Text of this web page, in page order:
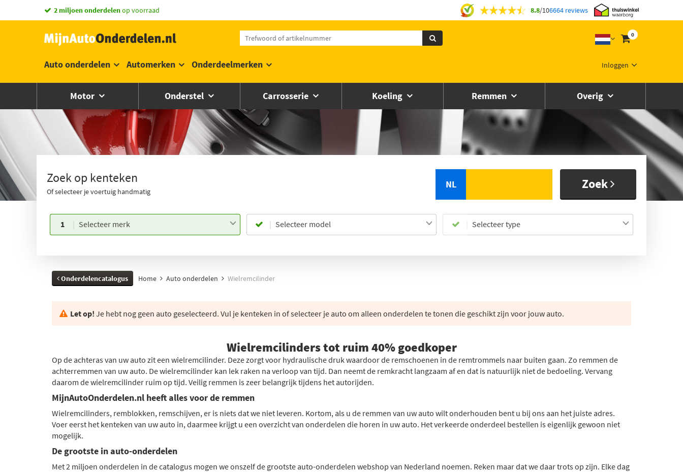
vandaag besteld,morgen in huis * 8.8/106664 reviews
0
Inloggen
Auto onderdelen Automerken Onderdeelmerken
Motor Onderstel Carrosserie Koeling Remmen Overig
Zoek op kenteken
Of selecteer je voertuig handmatig
NL Zoek
1 Selecteer merk Selecteer model Selecteer type
Onderdelencatalogus Home Auto onderdelen Wielremcilinder
Let op! Je hebt nog geen auto geselecteerd. Vul je kenteken in of selecteer je auto om alleen onderdelen te tonen die geschikt zijn voor jouw auto.
Wielremcilinders tot ruim 40% goedkoper
Op de achteras van uw auto zit een wielremcilinder. Deze zorgt voor hydraulische druk waardoor de remschoenen in de remtrommels naar buiten gaan. Zo remmen de
achterremmen van uw auto. De wielremcilinder kan lek raken na verloop van tijd. Dan neemt de remkracht langzaam af en dat is natuurlijk niet de bedoeling. Vervang
daarom de wielremcilinder ruim op tijd. Veilig remmen is zeer belangrijk tijdens het autorijden.
MijnAutoOnderdelen.nl heeft alles voor de remmen
Wielremcilinders, remblokken, remschijven, er is niets dat we niet leveren. Kortom, als u de remmen van uw auto wilt onderhouden bent u bij ons aan het juiste adres.
Voer eerst het kenteken van uw auto in, daarmee krijgt u een overzicht van onderdelen die horen in uw auto. Het verkeerde onderdeel bestellen is eigenlijk gewoon niet
mogelijk.
De grootste in auto-onderdelen
Met 2 miljoen onderdelen in de catalogus mogen we onszelf de grootste auto-onderdelen webshop van Nederland noemen. Reken maar dat we daar trots op zijn. Elke dag